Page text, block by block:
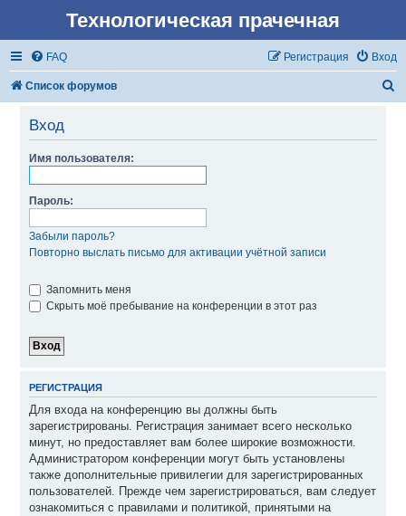
Технологическая прачечная
FAQ Вход
Регистрация
Список форумов
Вход
Имя пользователя:
Пароль:
Забыли пароль?
Повторно выслать письмо для активации учётной записи
Запомнить меня
Скрыть моё пребывание на конференции в этот раз
РЕГИСТРАЦИЯ
Для входа на конференцию вы должны быть
зарегистрированы. Регистрация занимает всего несколько
минут, но предоставляет вам более широкие возможности.
Администратором конференции могут быть установлены
также дополнительные привилегии для зарегистрированных
пользователей. Прежде чем зарегистрироваться, вам следует
ознакомиться с правилами и политикой, принятыми на